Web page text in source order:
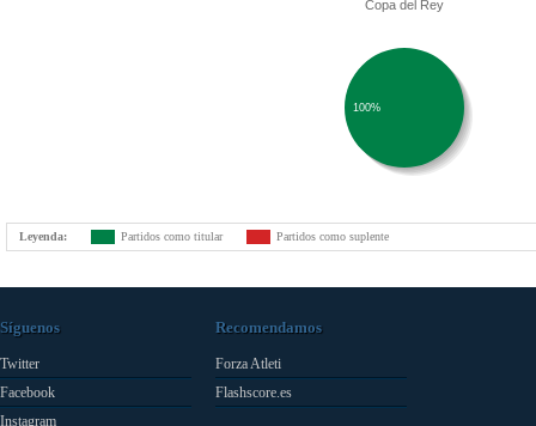
Copa del Rey
100%
Leyenda: Partidos como titular Partidos como suplente
Síguenos
Twitter
Facebook
Instagram
Recomendamos
Forza Atleti
Flashscore.es